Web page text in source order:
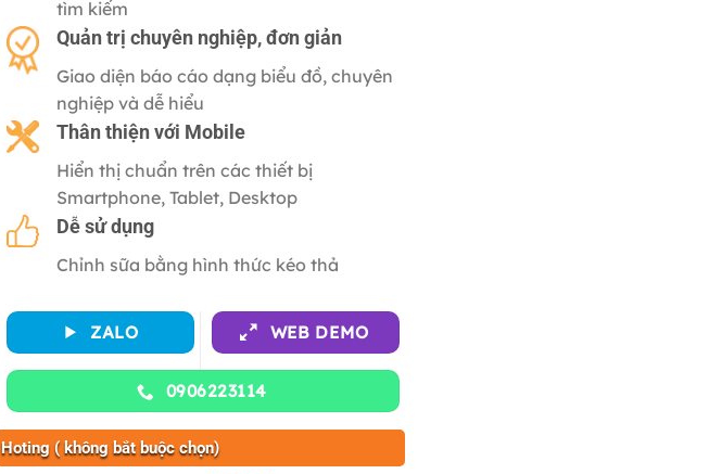
tìm kiếm
Quản trị chuyên nghiệp, đơn giản
Giao diện báo cáo dạng biểu đồ, chuyên
nghiệp và dễ hiểu
Thân thiện với Mobile
Hiển thị chuẩn trên các thiết bị
Smartphone, Tablet, Desktop
Dễ sử dụng
Chỉnh sữa bằng hình thức kéo thả
ZALO WEB DEMO
0906223114
Hoting ( không bắt buộc chọn)